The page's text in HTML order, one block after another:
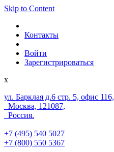
Skip to Content
Контакты
Войти
Зарегистрироваться
x
ул. Барклая д.6 стр. 5, офис 116,
Москва, 121087,
Россия.
+7 (495) 540 5027
+7 (800) 550 5367